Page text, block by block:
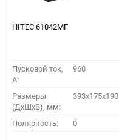
HITEC 61042MF
Пусковой ток,
A:
960
Размеры
(ДхШхВ), мм:
393x175x190
Полярность: 0